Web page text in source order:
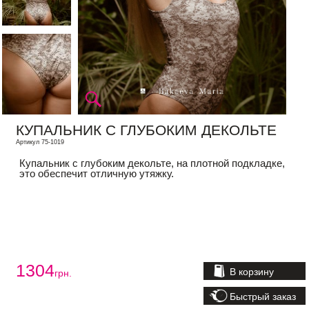
КУПАЛЬНИК С ГЛУБОКИМ ДЕКОЛЬТЕ
Артикул 75-1019
Купальник с глубоким декольте, на плотной подкладке,
это обеспечит отличную утяжку.
1304грн. В корзину
Быстрый заказ